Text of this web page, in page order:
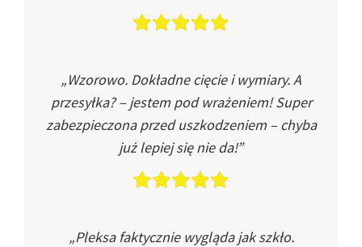
„Wzorowo. Dokładne cięcie i wymiary. A
przesyłka? – jestem pod wrażeniem! Super
zabezpieczona przed uszkodzeniem – chyba
już lepiej się nie da!”
„Pleksa faktycznie wygląda jak szkło.